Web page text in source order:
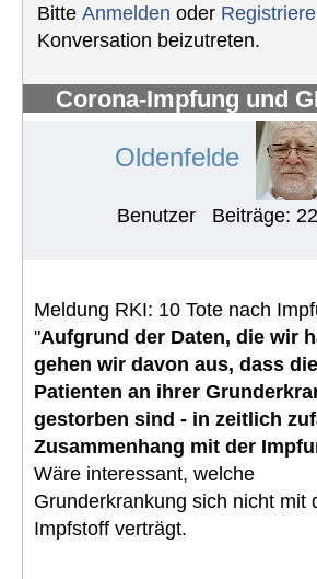
Bitte Anmelden oder
Konversation beizutreten.
Corona-Impfung und
Oldenfelde
Benutzer Beiträge:
Meldung RKI: 10 Tote nach
"Aufgrund der Daten, die wir
gehen wir davon aus, dass die
Patienten an ihrer
gestorben sind - in zeitlich
Zusammenhang mit der
Wäre interessant, welche
Grunderkrankung sich nicht mit
Impfstoff verträgt.